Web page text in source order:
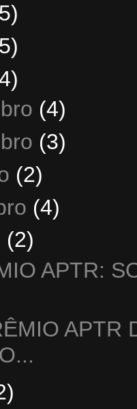
(4)
(3)
(2)
(4)
(2)
APTR:
APTR